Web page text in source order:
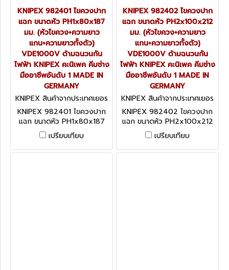
KNIPEX 982401 ไขควงปาก
แฉก ขนาดหัว PH1x80x187
มม. (หัวไขควง+ความยาว
แกน+ความยาวทั้งตัว)
VDE1000V ด้ามฉนวนกัน
ไฟฟ้า KNIPEX คะนิเพค คีมช่าง
มืออาชีพอันดับ 1 MADE IN
GERMANY
KNIPEX สินค้าจากประเทศเยอร
มนี 982401
KNIPEX 982401 ไขควงปาก
แฉก ขนาดหัว PH1x80x187
มม. (หัวไขควง+ความยาว
แกน+ความยาวทั้งตัว)
VDE1000V ด้ามฉนวนกันไฟฟ้า
เปรียบเทียบ
KNIPEX 982402 ไขควงปาก
แฉก ขนาดหัว PH2x100x212
มม. (หัวไขควง+ความยาว
แกน+ความยาวทั้งตัว)
VDE1000V ด้ามฉนวนกัน
ไฟฟ้า KNIPEX คะนิเพค คีมช่าง
มืออาชีพอันดับ 1 MADE IN
GERMANY
KNIPEX สินค้าจากประเทศเยอร
มนี 982402
KNIPEX 982402 ไขควงปาก
แฉก ขนาดหัว PH2x100x212
มม. (หัวไขควง+ความยาว
แกน+ความยาวทั้งตัว)
VDE1000V ด้ามฉนวนกันไฟฟ้า
เปรียบเทียบ